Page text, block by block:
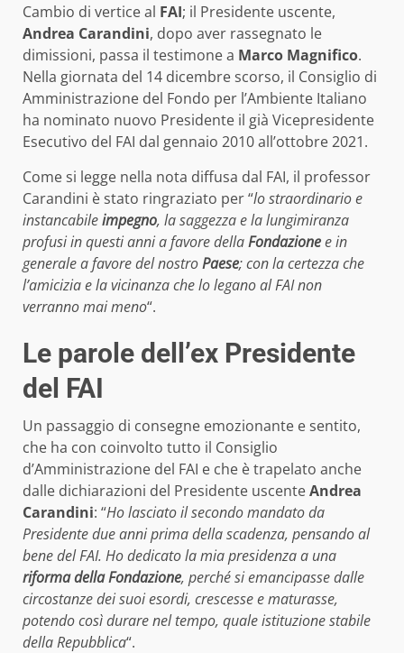
Cambio di vertice al FAI; il Presidente uscente,
Andrea Carandini, dopo aver rassegnato le
dimissioni, passa il testimone a Marco Magnifico.
Nella giornata del 14 dicembre scorso, il Consiglio di
Amministrazione del Fondo per l’Ambiente Italiano
ha nominato nuovo Presidente il già Vicepresidente
Esecutivo del FAI dal gennaio 2010 all’ottobre 2021.
Come si legge nella nota diffusa dal FAI, il professor
Carandini è stato ringraziato per “lo straordinario e
instancabileimpegno, la saggezza e la lungimiranza
profusi in questi anni a favore dellaFondazionee in
generale a favore del nostroPaese; con la certezza che
l’amicizia e la vicinanza che lo legano al FAI non
verranno mai meno“.
Le parole dell’ex Presidente
del FAI
Un passaggio di consegne emozionante e sentito,
che ha con coinvolto tutto il Consiglio
d’Amministrazione del FAI e che è trapelato anche
dalle dichiarazioni del Presidente uscenteAndrea
Carandini: “Ho lasciato il secondo mandato da
Presidente due anni prima della scadenza, pensando al
bene del FAI. Ho dedicato la mia presidenza a una
riforma della Fondazione, perché si emancipasse dalle
circostanze dei suoi esordi, crescesse e maturasse,
potendo così durare nel tempo, quale istituzione stabile
della Repubblica“.